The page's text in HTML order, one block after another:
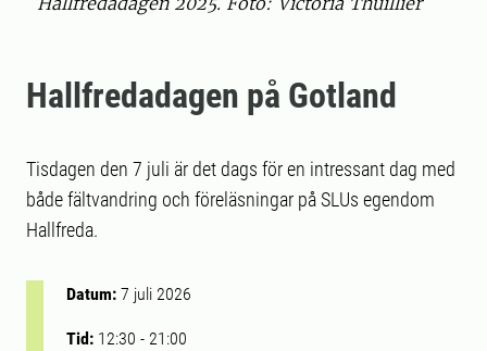
Hallfredadagen på Gotland
Tisdagen den 7 juli är det dags för en intressant dag med
både fältvandring och föreläsningar på SLUs egendom
Hallfreda.
Datum: 7 juli 2026
Tid: 12:30 - 21:00